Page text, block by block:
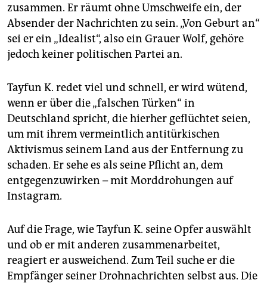
zusammen. Er räumt ohne Umschweife ein, der
Absender der Nachrichten zu sein. „Von Geburt an“
sei er ein „Idealist“, also ein Grauer Wolf, gehöre
jedoch keiner politischen Partei an.
Tayfun K. redet viel und schnell, er wird wütend,
wenn er über die „falschen Türken“ in
Deutschland spricht, die hierher geflüchtet seien,
um mit ihrem vermeintlich antitürkischen
Aktivismus seinem Land aus der Entfernung zu
schaden. Er sehe es als seine Pflicht an, dem
entgegenzuwirken – mit Morddrohungen auf
Instagram.
Auf die Frage, wie Tayfun K. seine Opfer auswählt
und ob er mit anderen zusammenarbeitet,
reagiert er ausweichend. Zum Teil suche er die
Empfänger seiner Drohnachrichten selbst aus. Die